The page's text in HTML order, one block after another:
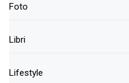
Foto
Libri
Lifestyle